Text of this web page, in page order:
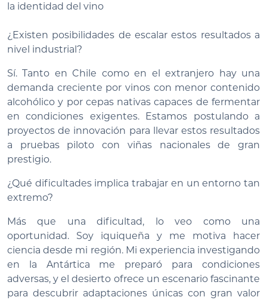
la identidad del vino
¿Existen posibilidades de escalar estos resultados a
nivel industrial?
Sí. Tanto en Chile como en el extranjero hay una
demanda creciente por vinos con menor contenido
alcohólico y por cepas nativas capaces de fermentar
en condiciones exigentes. Estamos postulando a
proyectos de innovación para llevar estos resultados
a pruebas piloto con viñas nacionales de gran
prestigio.
¿Qué dificultades implica trabajar en un entorno tan
extremo?
Más que una dificultad, lo veo como una
oportunidad. Soy iquiqueña y me motiva hacer
ciencia desde mi región. Mi experiencia investigando
en la Antártica me preparó para condiciones
adversas, y el desierto ofrece un escenario fascinante
para descubrir adaptaciones únicas con gran valor